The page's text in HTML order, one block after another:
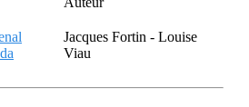
Jacques Fortin - Louise
Viau